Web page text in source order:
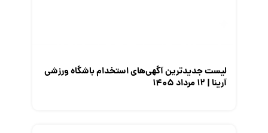
لیست جدیدترین آگهی‌های استخدام باشگاه ورزشی
آرینا | ۱۲ مرداد ۱۴۰۵